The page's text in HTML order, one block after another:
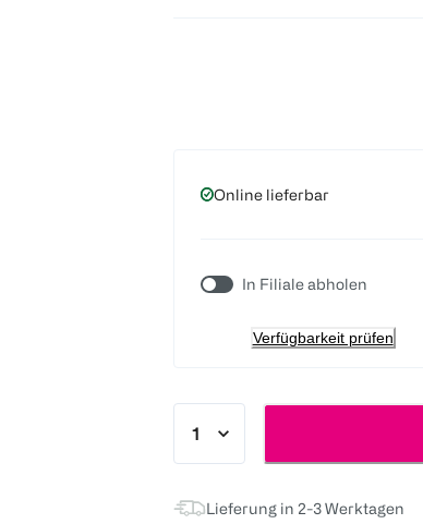
Online lieferbar
In Filiale abholen
Verfügbarkeit prüfen
Lieferung in 2-3 Werktagen